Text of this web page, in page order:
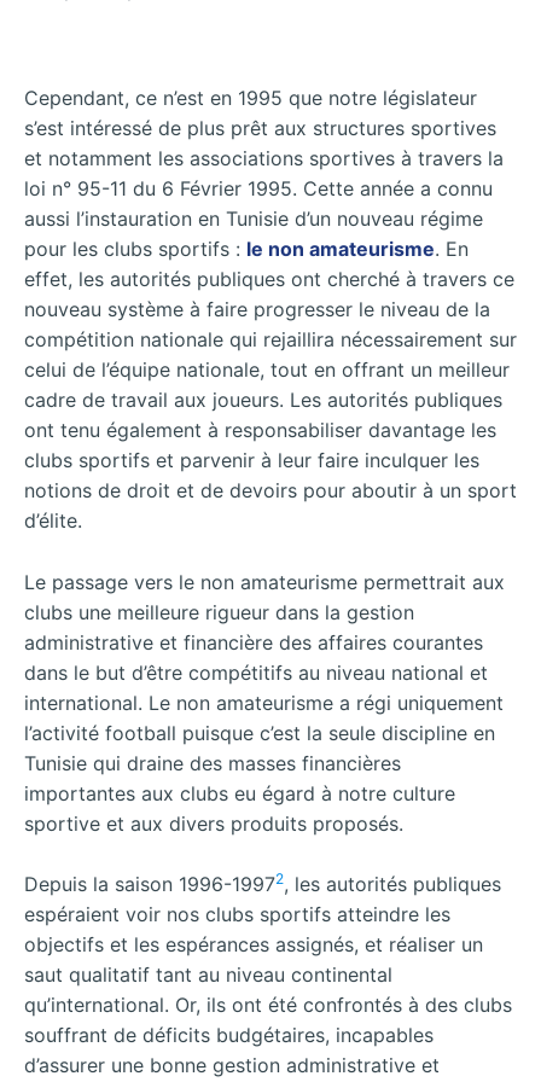
Cependant, ce n’est en 1995 que notre législateur
s’est intéressé de plus prêt aux structures sportives
et notamment les associations sportives à travers la
loi n° 95-11 du 6 Février 1995. Cette année a connu
aussi l’instauration en Tunisie d’un nouveau régime
pour les clubs sportifs : le non amateurisme. En
effet, les autorités publiques ont cherché à travers ce
nouveau système à faire progresser le niveau de la
compétition nationale qui rejaillira nécessairement sur
celui de l’équipe nationale, tout en offrant un meilleur
cadre de travail aux joueurs. Les autorités publiques
ont tenu également à responsabiliser davantage les
clubs sportifs et parvenir à leur faire inculquer les
notions de droit et de devoirs pour aboutir à un sport
d’élite.
Le passage vers le non amateurisme permettrait aux
clubs une meilleure rigueur dans la gestion
administrative et financière des affaires courantes
dans le but d’être compétitifs au niveau national et
international. Le non amateurisme a régi uniquement
l’activité football puisque c’est la seule discipline en
Tunisie qui draine des masses financières
importantes aux clubs eu égard à notre culture
sportive et aux divers produits proposés.
Depuis la saison 1996-19972, les autorités publiques
espéraient voir nos clubs sportifs atteindre les
objectifs et les espérances assignés, et réaliser un
saut qualitatif tant au niveau continental
qu’international. Or, ils ont été confrontés à des clubs
souffrant de déficits budgétaires, incapables
d’assurer une bonne gestion administrative et